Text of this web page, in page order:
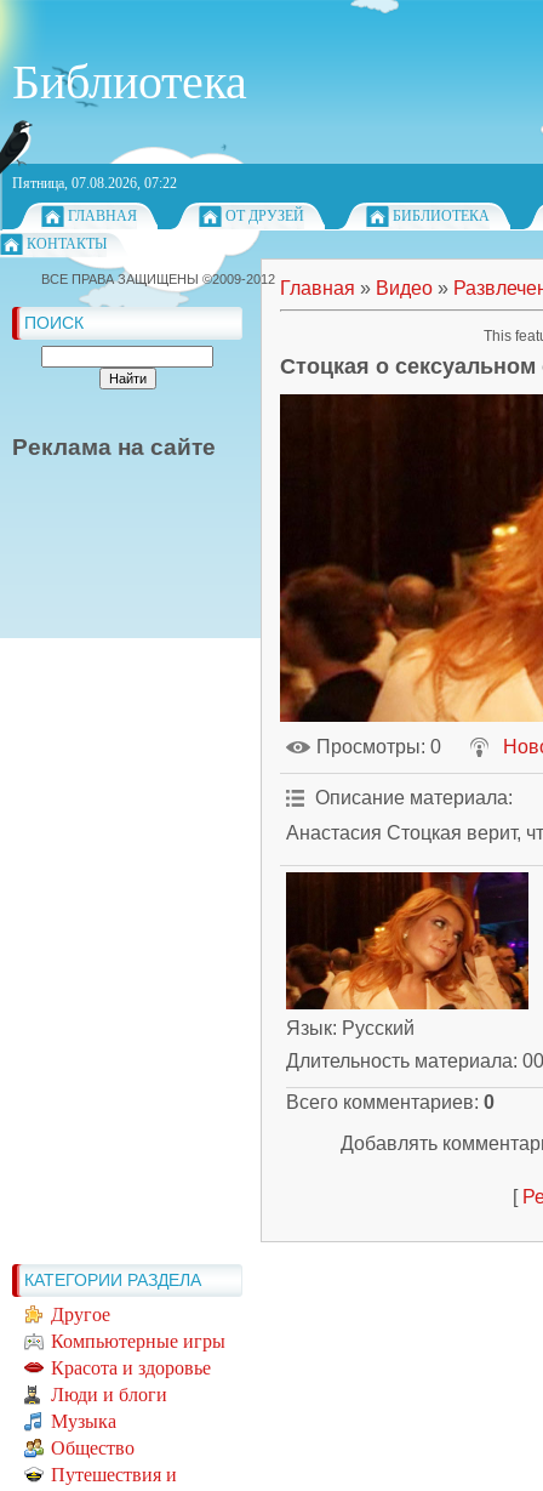
Библиотека
Пятница, 07.08.2026, 07:22
ГЛАВНАЯ
ОТ ДРУЗЕЙ
БИБЛИОТЕКА
КОНТАКТЫ
ПОИСК
Реклама на сайте
КАТЕГОРИИ РАЗДЕЛА
Другое
Компьютерные игры
Красота и здоровье
Люди и блоги
Музыка
Общество
Путешествия и
Главная » Видео »
Стоцкая о
Просмотры: 0
Описание материала:
Анастасия Стоцкая верит,
Язык: Русский
Длительность материала:
Всего комментариев: 0
Добавлять
[
ВСЕ ПРАВА ЗАЩИЩЕНЫ ©2009-2012
This